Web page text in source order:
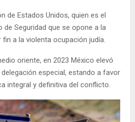
de Estados Unidos, quien es el
de Seguridad que se opone a la
a la violenta ocupación judía.
oriente, en 2023 México elevó
especial, estando a favor
integral y definitiva del conflicto.